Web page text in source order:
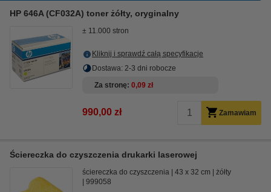
HP 646A (CF032A) toner żółty, oryginalny
± 11.000 stron
Kliknij i sprawdź całą specyfikacje
Dostawa: 2-3 dni robocze
Za stronę 0,09 zł
990,00 zł Zamawiam
Ściereczka do czyszczenia drukarki laserowej
ściereczka do czyszczenia 43 x 32 cm
żółty
999058